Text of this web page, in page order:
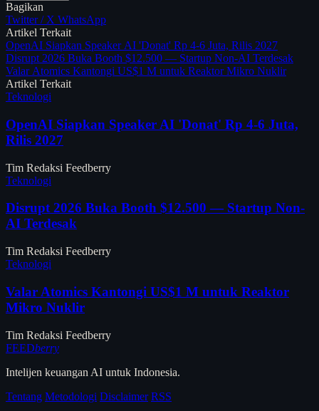
Bagikan
Twitter / X WhatsApp
Artikel Terkait
OpenAI Siapkan Speaker AI 'Donat' Rp 4-6 Juta, Rilis 2027
Disrupt 2026 Buka Booth $12.500 — Startup Non-AI Terdesak
Valar Atomics Kantongi US$1 M untuk Reaktor Mikro Nuklir
Artikel Terkait
Teknologi
OpenAI Siapkan Speaker AI 'Donat' Rp 4-6 Juta,
Rilis 2027
Tim Redaksi Feedberry
Teknologi
Disrupt 2026 Buka Booth $12.500 — Startup Non-
AI Terdesak
Tim Redaksi Feedberry
Teknologi
Valar Atomics Kantongi US$1 M untuk Reaktor
Mikro Nuklir
Tim Redaksi Feedberry
FEEDberry
Intelijen keuangan AI untuk Indonesia.
Tentang Metodologi Disclaimer RSS